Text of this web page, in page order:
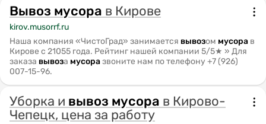
Вывоз мусора в Кирове
kirov.musorrf.ru
Наша компания «ЧистоГрад» занимается вывозом мусора в
Кирове с 21055 года. Рейтинг нашей компании 5/5★ » Для
заказа вывоза мусоразвоните нам по телефону +7 (926)
007-15-96.
Уборка и вывоз мусора в Кирово-
Чепецк, цена за работу